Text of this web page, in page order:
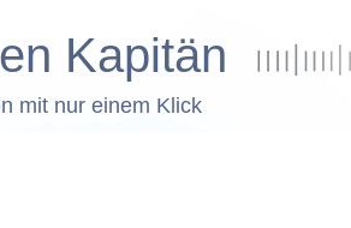
Kapitän
mit nur einem Klick